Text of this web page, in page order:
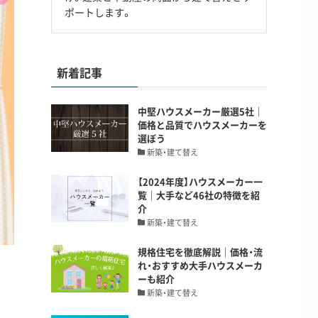
ポートします。
新着記事
中堅ハウスメーカー厳選5社｜
価格と品質でハウスメーカーを
選ぼう
新築・建て替え
【2024年度】ハウスメーカー一
覧｜大手など46社の特徴を紹
介
新築・建て替え
規格住宅を徹底解説｜価格・流
れ・おすすめ大手ハウスメーカ
ーも紹介
新築・建て替え